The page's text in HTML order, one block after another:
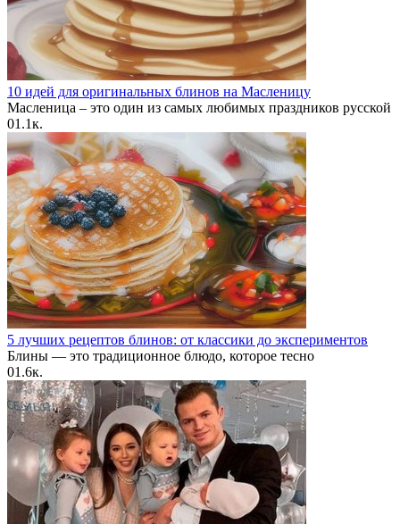
10 идей для оригинальных блинов на Масленицу
Масленица – это один из самых любимых праздников русской
01.1к.
5 лучших рецептов блинов: от классики до экспериментов
Блины — это традиционное блюдо, которое тесно
01.6к.